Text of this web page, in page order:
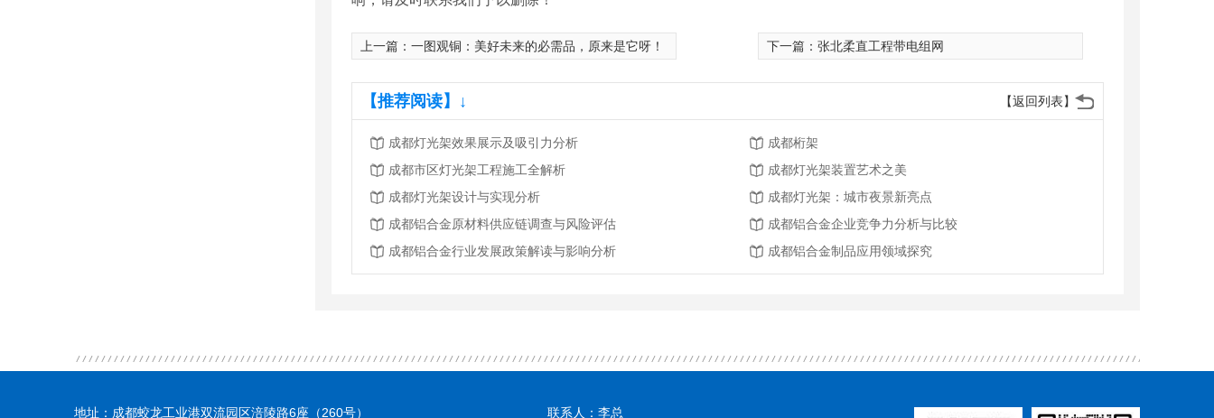
上一篇： 一图观铜：美好未来的必需品，原来是它呀！ 下一篇： 张北柔直工程带电组网
【返回列表】
【推荐阅读】↓
成都灯光架效果展示及吸引力分析
成都桁架
成都市区灯光架工程施工全解析
成都灯光架装置艺术之美
成都灯光架设计与实现分析
成都灯光架：城市夜景新亮点
成都铝合金原材料供应链调查与风险评估
成都铝合金企业竞争力分析与比较
成都铝合金行业发展政策解读与影响分析
成都铝合金制品应用领域探究
地址：成都蛟龙工业港双流园区涪陵路6座（260号） 联系人：李总